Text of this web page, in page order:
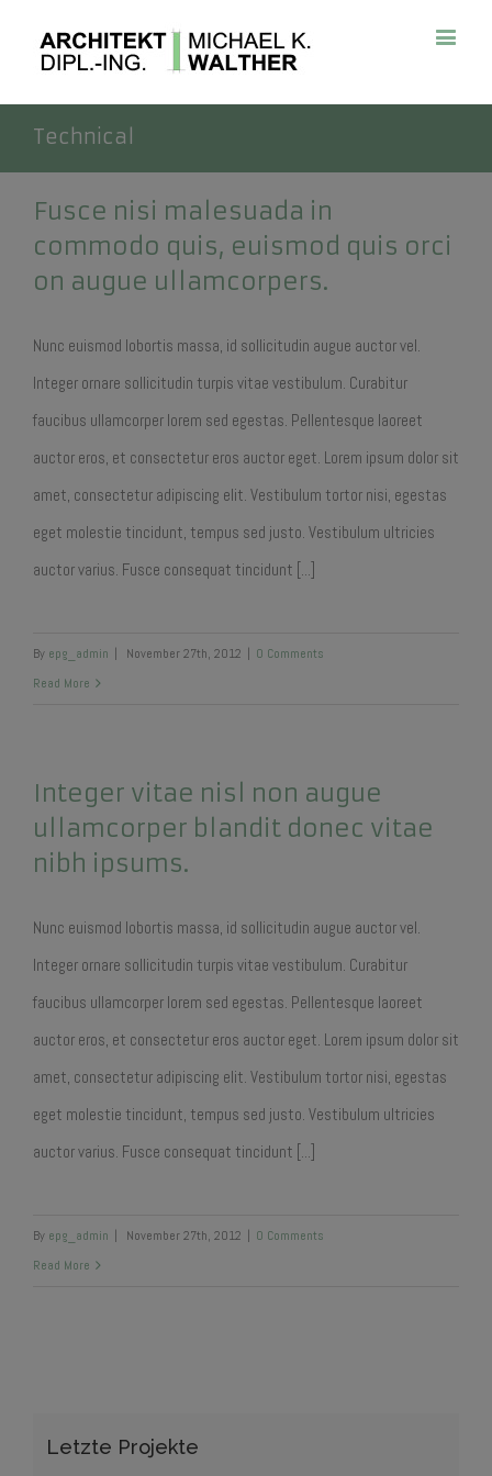
Technical
Fusce nisi malesuada in
commodo quis, euismod quis orci
on augue ullamcorpers.
Nunc euismod lobortis massa, id sollicitudin augue auctor vel.
Integer ornare sollicitudin turpis vitae vestibulum. Curabitur
faucibus ullamcorper lorem sed egestas. Pellentesque laoreet
auctor eros, et consectetur eros auctor eget. Lorem ipsum dolor sit
amet, consectetur adipiscing elit. Vestibulum tortor nisi, egestas
eget molestie tincidunt, tempus sed justo. Vestibulum ultricies
auctor varius. Fusce consequat tincidunt [...]
By epg_admin | November 27th, 2012 | 0 Comments
Read More
Integer vitae nisl non augue
ullamcorper blandit donec vitae
nibh ipsums.
Nunc euismod lobortis massa, id sollicitudin augue auctor vel.
Integer ornare sollicitudin turpis vitae vestibulum. Curabitur
faucibus ullamcorper lorem sed egestas. Pellentesque laoreet
auctor eros, et consectetur eros auctor eget. Lorem ipsum dolor sit
amet, consectetur adipiscing elit. Vestibulum tortor nisi, egestas
eget molestie tincidunt, tempus sed justo. Vestibulum ultricies
auctor varius. Fusce consequat tincidunt [...]
By epg_admin | November 27th, 2012 | 0 Comments
Read More
Letzte Projekte